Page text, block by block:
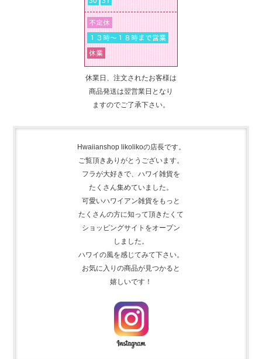
休業日、注文されたお客様は
商品発送は翌営業日となり
ますのでご了承下さい。
Hwaiianshop likolikoの店長です。
ご覧頂きありがとうございます。
フラが大好きで、 ハワイ雑貨を
たくさん集めていました。
可愛いハワイアン雑貨をもっと
たくさんの方に知って頂きたくて
ショッピングサイトをオープン
しました。
ハワイの風を感じてみて下さい。
お気に入りの商品が見つかると
嬉しいです！